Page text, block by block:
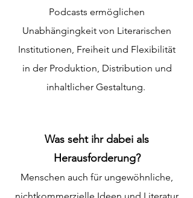
Podcasts ermöglichen
Unabhängingkeit von Literarischen
Institutionen, Freiheit und Flexibilität
in der Produktion, Distribution und
inhaltlicher Gestaltung.
Was seht ihr dabei als
Herausforderung?
Menschen auch für ungewöhnliche,